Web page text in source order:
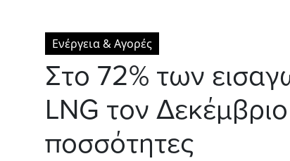
Ενέργεια & Αγορές
Στο 72% των
LNG τον
ποσσότητες